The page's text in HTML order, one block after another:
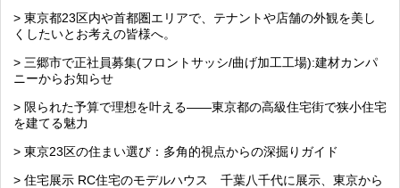
> 東京都23区内や首都圏エリアで、テナントや店舗の外観を美し
くしたいとお考えの皆様へ。
> 三郷市で正社員募集(フロントサッシ/曲げ加工工場):建材カンパ
ニーからお知らせ
> 限られた予算で理想を叶える――東京都の高級住宅街で狭小住宅
を建てる魅力
> 東京23区の住まい選び：多角的視点からの深掘りガイド
> 住宅展示 RC住宅のモデルハウス 千葉八千代に展示、東京から